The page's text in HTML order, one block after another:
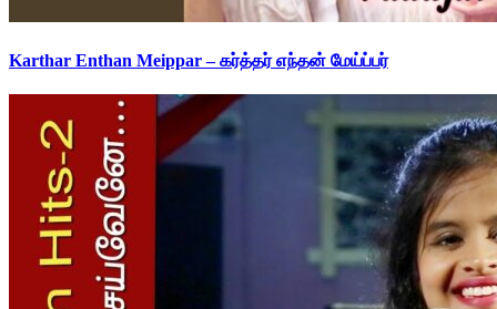
Karthar Enthan Meippar – கர்த்தர் எந்தன் மேய்ப்பர்